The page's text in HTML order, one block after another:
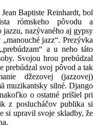
Baptiste Reinhardt, bol
rómskeho pôvodu a
nazývaného aj gypsy
jazz“. Prezývka
a u neho táto
Svojou hrou prebúdzal
prebúdzal svoj pôvod a tak
džezovej (jazzovej)
muzikantsky silné. Django
o ostatné prišiel pri
z poslucháčov publika si
si upravil svoje skladby, že